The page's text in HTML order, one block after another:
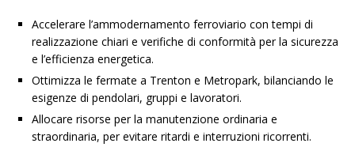
Accelerare l’ammodernamento ferroviario con tempi di
realizzazione chiari e verifiche di conformità per la sicurezza
e l’efficienza energetica.
Ottimizza le fermate a Trenton e Metropark, bilanciando le
esigenze di pendolari, gruppi e lavoratori.
Allocare risorse per la manutenzione ordinaria e
straordinaria, per evitare ritardi e interruzioni ricorrenti.